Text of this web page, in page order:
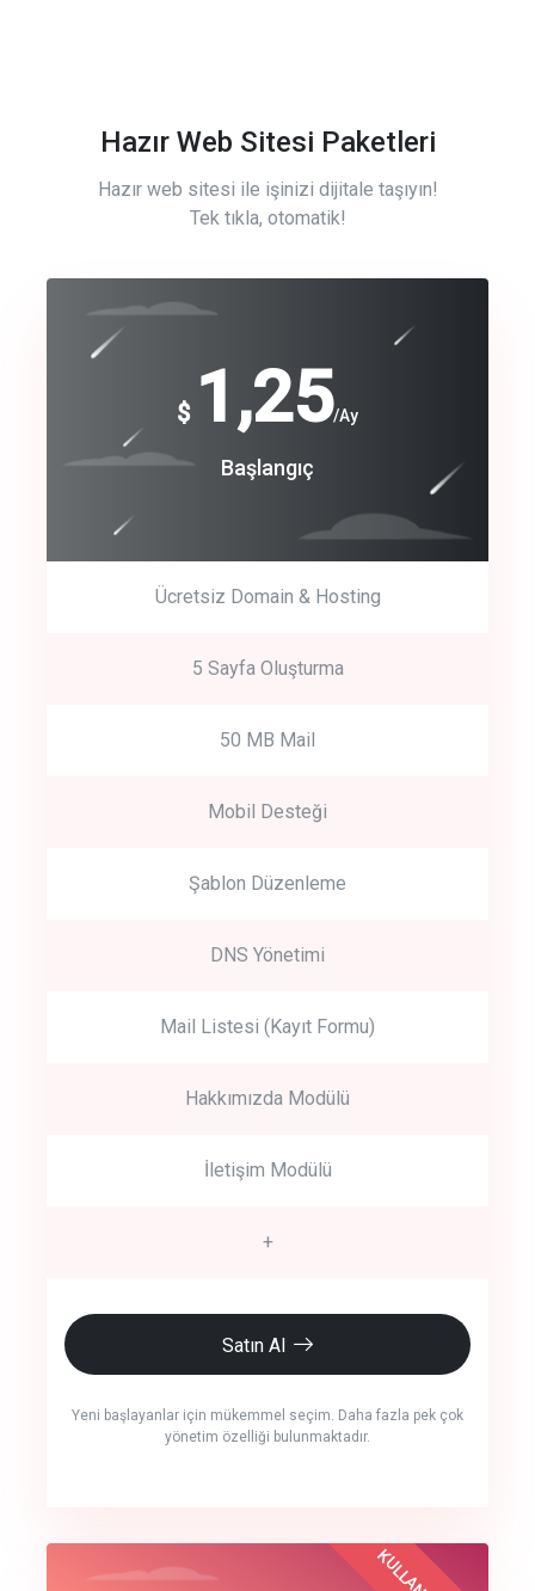
Hazır Web Sitesi Paketleri
Hazır web sitesi ile işinizi dijitale taşıyın!
Tek tıkla, otomatik!
$ 1,25/Ay
Başlangıç
Ücretsiz Domain & Hosting
5 Sayfa Oluşturma
50 MB Mail
Mobil Desteği
Şablon Düzenleme
DNS Yönetimi
Mail Listesi (Kayıt Formu)
Hakkımızda Modülü
İletişim Modülü
+
Satın Al
Yeni başlayanlar için mükemmel seçim. Daha fazla pek çok
yönetim özelliği bulunmaktadır.
Free
Basic
crm auto cync